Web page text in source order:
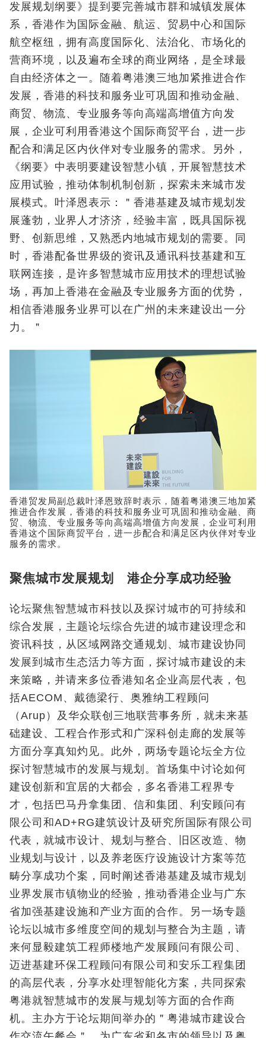
发展规划纲要》提到要完善城市群和城镇发展体
系，香港作为国际金融、航运、贸易中心和国际
航空枢纽，拥有高度国际化、法治化、市场化的
营商环境，以及遍布全球的商业网络，是全球最
自由经济体之一。随着粤港澳三地加紧推进合作
发展，香港的科技和服务业可巩固和推动金融、
商贸、物流、专业服务等向高端高增值方向发
展，企业可利用香港这个国际商贸平台，进一步
配合和满足区内伙伴对专业服务的需求。另外，
《纲要》中表明要建设智慧小镇，开展智慧技术
应用试验，推动体制机制创新，探索未来城市发
展模式。叶泽恩表示：＂香港基建及城市规划发
展蓬勃，业界人才济济，经验丰富，既具国际视
野、创新思维，又熟悉内地城市规划的需要。同
时，香港配备世界级的资讯及通讯科技基建和互
联网连接，是许多智慧城市应用技术的理想试验
场，再加上香港在金融及专业服务方面的优势，
相信香港服务业界可以在广州的未来建设出一分
力。＂
香港贸发局副总裁叶泽恩致辞时表示，随着粤港澳三地加紧
推进合作发展，香港的科技和服务业可巩固和推动金融、商
贸、物流、专业服务等向高端高增值方向发展，企业可利用
香港这个国际商贸平台，进一步配合和满足区内伙伴对专业
服务的需求。
聚焦城巿发展规划 港企分享成功经验
论坛聚焦智慧城市科技以及探讨城巿的可持续和
综合发展，主题论坛综合先进的城市建设理念和
资讯科技，从区域网路交通规划、城市建设协同
发展到城市生态活力等方面，探讨城市建设的未
来策略，并请来多位香港知名企业高层代表，包
括AECOM、戴德梁行、奥雅纳工程顾问
（Arup）及华众联创三地联营事务所，就未来基
础建设、工程合作形式和广深科创走廊的发展等
方面分享真知灼见。此外，两场专题论坛全方位
探讨智慧城巿的发展与规划。首场集中讨论如何
建设创新和宜居的大都会，多名香港工程界专
才，包括巴马丹拿集团、信和集团、利安顾问有
限公司和AD+RG建筑设计及研究所国际有限公司
代表，就城巿设计、规划与整合、旧区改造、物
业规划与设计，以及养老医疗设施设计方案等范
畴分享成功个案，同时阐述香港基建及城市规划
业界发展市镇物业的经验，推动香港企业与广东
省加强基建设施和产业方面的合作。另一场专题
论坛以城市多维度空间的规划与整合为主题，请
来何显毅建筑工程师楼地产发展顾问有限公司、
迈进基建环保工程顾问有限公司和安乐工程集团
的高层代表，分享水处理智能化方案，共同探索
粤港就智慧城巿的发展与规划等方面的合作商
机。主办方于论坛期间举办的＂粤港城市建设合